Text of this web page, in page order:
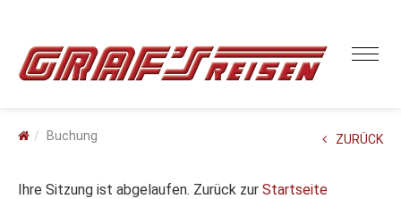
Buchung ZURÜCK
Ihre Sitzung ist abgelaufen. Zurück zur Startseite